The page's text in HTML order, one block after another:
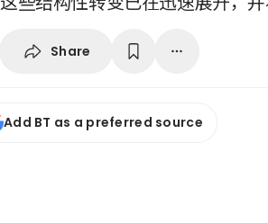
Share
Add BT as a preferred source